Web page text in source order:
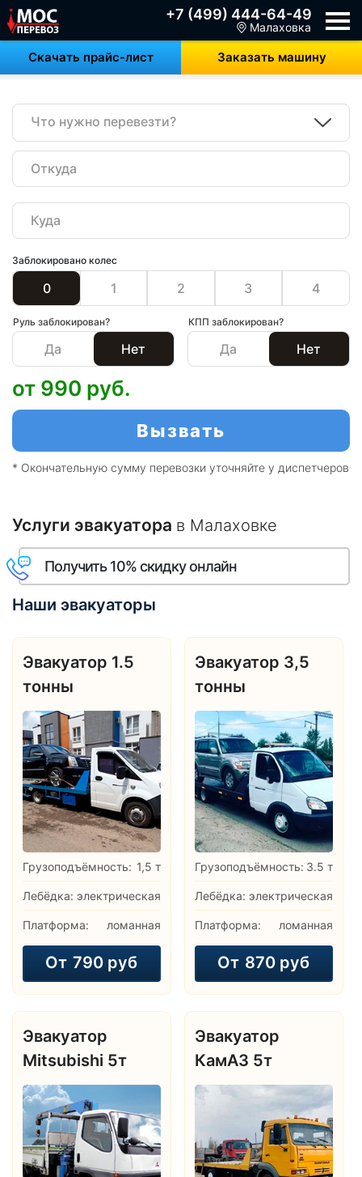
+7 (499) 444-64-49
Скачать прайс-лист Заказать машину
Малаховка
Что нужно перевезти?
Заблокировано колес
0 1 2 3 4
Руль заблокирован?
Да Нет
КПП заблокирован?
Да Нет
Вызвать
от 990 руб.
* Окончательную сумму перевозки уточняйте у диспетчеров
Услуги эвакуатора в Малаховке
Получить 10% скидку онлайн
Наши эвакуаторы
Эвакуатор 1.5
тонны
Грузоподъёмность: 1,5 т
Лебёдка: электрическая
Платформа: ломанная
От 790 руб
Эвакуатор 3,5
тонны
Грузоподъёмность: 3.5 т
Лебёдка: электрическая
Платформа: ломанная
От 870 руб
Эвакуатор
Mitsubishi 5т
Эвакуатор
КамАЗ 5т